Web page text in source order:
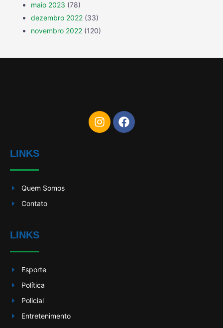
maio 2023 (78)
dezembro 2022 (33)
novembro 2022 (120)
LINKS
Quem Somos
Contato
LINKS
Esporte
Política
Policial
Entretenimento